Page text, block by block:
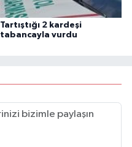
Tartıştığı 2 kardeşi
tabancayla vurdu